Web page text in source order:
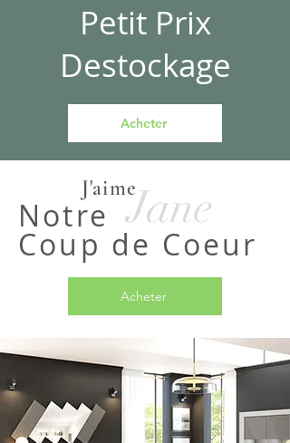
Petit Prix
Destockage
Acheter
Notre
Coup de Coeur
Jane
J'aime
Acheter